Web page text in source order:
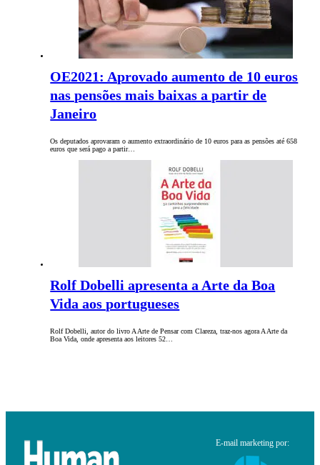
OE2021: Aprovado aumento de 10 euros
nas pensões mais baixas a partir de
Janeiro
Os deputados aprovaram o aumento extraordinário de 10 euros para as pensões até 658
euros que será pago a partir…
Rolf Dobelli apresenta a Arte da Boa
Vida aos portugueses
Rolf Dobelli, autor do livro A Arte de Pensar com Clareza, traz-nos agora A Arte da
Boa Vida, onde apresenta aos leitores 52…
E-mail marketing por: